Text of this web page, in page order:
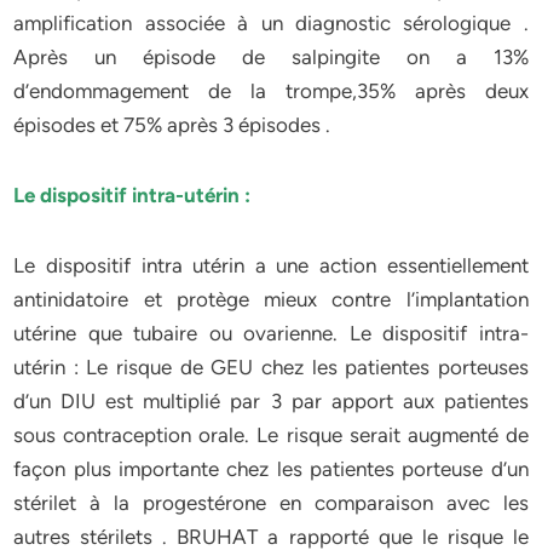
amplification associée à un diagnostic sérologique .
Après un épisode de salpingite on a 13%
d’endommagement de la trompe,35% après deux
épisodes et 75% après 3 épisodes .
Le dispositif intra-utérin :
Le dispositif intra utérin a une action essentiellement
antinidatoire et protège mieux contre l’implantation
utérine que tubaire ou ovarienne. Le dispositif intra-
utérin : Le risque de GEU chez les patientes porteuses
d’un DIU est multiplié par 3 par apport aux patientes
sous contraception orale. Le risque serait augmenté de
façon plus importante chez les patientes porteuse d’un
stérilet à la progestérone en comparaison avec les
autres stérilets . BRUHAT a rapporté que le risque le